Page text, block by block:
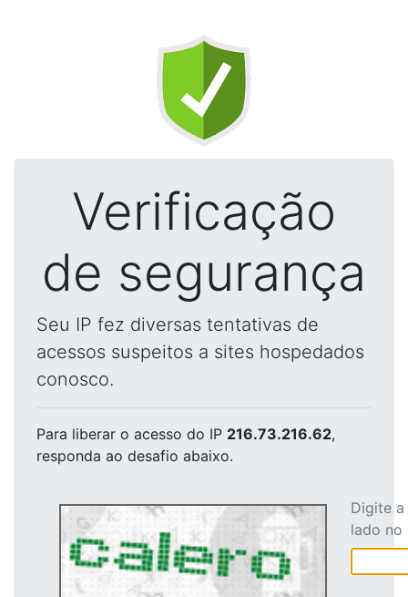
Verificação
de segurança
Seu IP fez diversas tentativas de
acessos suspeitos a sites hospedados
conosco.
Para liberar o acesso do IP 216.73.216.62,
responda ao desafio abaixo.
Digite
lado no